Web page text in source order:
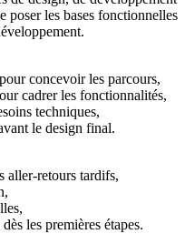
poser les bases fonctionnelles
concevoir les parcours,
cadrer les fonctionnalités,
techniques,
le design final.
aller-retours tardifs,
les premières étapes.